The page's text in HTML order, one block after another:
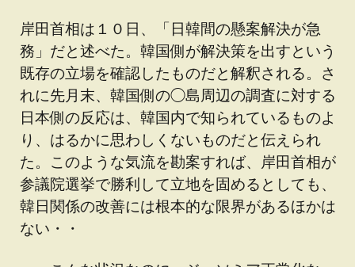
岸田首相は１０日、「日韓間の懸案解決が急
務」だと述べた。韓国側が解決策を出すという
既存の立場を確認したものだと解釈される。さ
れに先月末、韓国側の◯島周辺の調査に対する
日本側の反応は、韓国内で知られているものよ
り、はるかに思わしくないものだと伝えられ
た。このような気流を勘案すれば、岸田首相が
参議院選挙で勝利して立地を固めるとしても、
韓日関係の改善には根本的な限界があるほかは
ない・・